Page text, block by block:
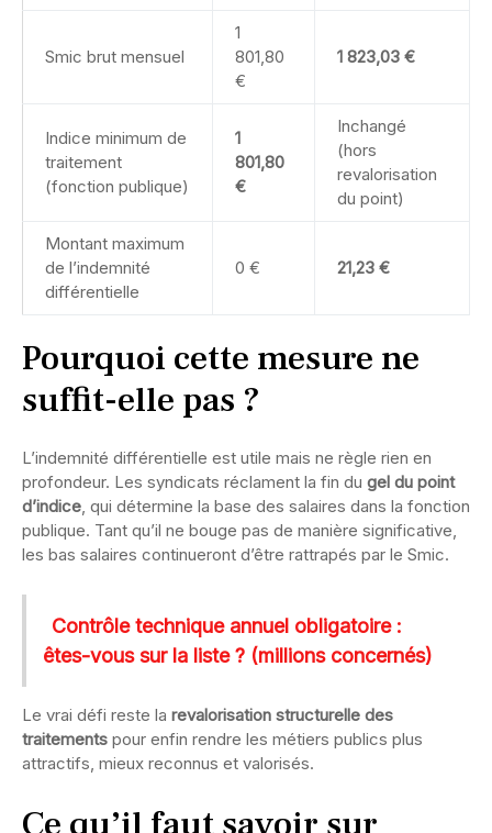
Smic brut mensuel
1
801,80
€
1 823,03 €
Indice minimum de
traitement
(fonction publique)
1
801,80
€
Inchangé
(hors
revalorisation
du point)
Montant maximum
de l’indemnité
différentielle
0 € 21,23 €
Pourquoi cette mesure ne
suffit-elle pas ?
L’indemnité différentielle est utile mais ne règle rien en
profondeur. Les syndicats réclament la fin du gel du point
d’indice, qui détermine la base des salaires dans la fonction
publique. Tant qu’il ne bouge pas de manière significative,
les bas salaires continueront d’être rattrapés par le Smic.
Contrôle technique annuel obligatoire :
êtes-vous sur la liste ? (millions concernés)
Le vrai défi reste la revalorisation structurelle des
traitements pour enfin rendre les métiers publics plus
attractifs, mieux reconnus et valorisés.